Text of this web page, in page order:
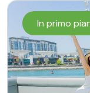
In primo